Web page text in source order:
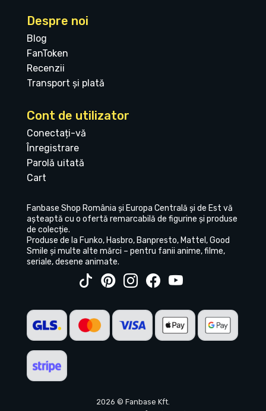
Despre noi
Blog
FanToken
Recenzii
Transport și plată
Cont de utilizator
Conectați-vă
Înregistrare
Parolă uitată
Cart
Fanbase Shop România și Europa Centrală și de Est vă
așteaptă cu o ofertă remarcabilă de figurine și produse
de colecție.
Produse de la Funko, Hasbro, Banpresto, Mattel, Good
Smile și multe alte mărci – pentru fanii anime, filme,
seriale, desene animate.
2026 © Fanbase Kft.